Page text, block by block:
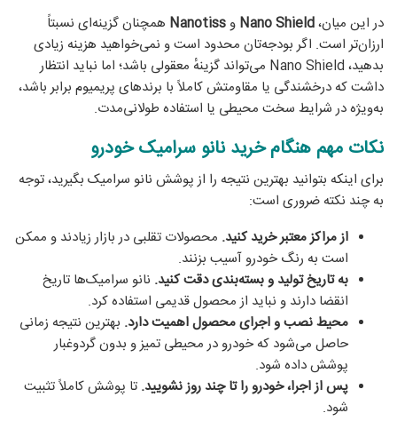
در این میان،Nano Shield وNanotiss همچنان گزینه‌ای نسبتاً
ارزان‌تر است. اگر بودجه‌تان محدود است و نمی‌خواهید هزینه زیادی
بدهید، Nano Shield می‌تواند گزینهٔ معقولی باشد؛ اما نباید انتظار
داشت که درخشندگی یا مقاومتش کاملاً با برندهای پریمیوم برابر باشد،
به‌ویژه در شرایط سخت محیطی یا استفاده طولانی‌مدت.
نکات مهم هنگام خرید نانو سرامیک خودرو
برای اینکه بتوانید بهترین نتیجه را از پوشش نانو سرامیک بگیرید، توجه
به چند نکته ضروری است:
از مراکز معتبر خرید کنید. محصولات تقلبی در بازار زیادند و ممکن
است به رنگ خودرو آسیب بزنند.
به تاریخ تولید و بسته‌بندی دقت کنید. نانو سرامیک‌ها تاریخ
انقضا دارند و نباید از محصول قدیمی استفاده کرد.
محیط نصب و اجرای محصول اهمیت دارد. بهترین نتیجه زمانی
حاصل می‌شود که خودرو در محیطی تمیز و بدون گردوغبار
پوشش داده شود.
پس از اجرا، خودرو را تا چند روز نشویید. تا پوشش کاملاً تثبیت
شود.